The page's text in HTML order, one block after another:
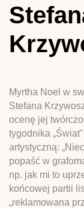
Myrtha Noel w
Stefana
ocenę jej
tygodnika
artystyczną:
popaść w
np. jak mi to
końcowej partii
„reklamowana